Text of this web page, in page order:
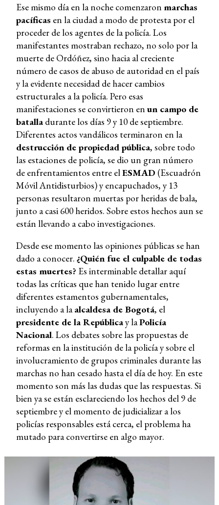
Ese mismo día en la noche comenzaron marchas
pacíficas en la ciudad a modo de protesta por el
proceder de los agentes de la policía. Los
manifestantes mostraban rechazo, no solo por la
muerte de Ordóñez, sino hacia al creciente
número de casos de abuso de autoridad en el país
y la evidente necesidad de hacer cambios
estructurales a la policía. Pero esas
manifestaciones se convirtieron en un campo de
batalladurante los días 9 y 10 de septiembre.
Diferentes actos vandálicos terminaron en la
destrucción de propiedad pública, sobre todo
las estaciones de policía, se dio un gran número
de enfrentamientos entre elESMAD (Escuadrón
Móvil Antidisturbios) y encapuchados, y 13
personas resultaron muertas por heridas de bala,
junto a casi 600 heridos. Sobre estos hechos aun se
están llevando a cabo investigaciones.
Desde ese momento las opiniones públicas se han
dado a conocer. ¿Quién fue el culpable de todas
estas muertes? Es interminable detallar aquí
todas las críticas que han tenido lugar entre
diferentes estamentos gubernamentales,
incluyendo a la alcaldesa de Bogotá, el
presidente de la Repúblicay laPolicía
Nacional. Los debates sobre las propuestas de
reformas en la institución de la policía y sobre el
involucramiento de grupos criminales durante las
marchas no han cesado hasta el día de hoy. En este
momento son más las dudas que las respuestas. Si
bien ya se están esclareciendo los hechos del 9 de
septiembre y el momento de judicializar a los
policías responsables está cerca, el problema ha
mutado para convertirse en algo mayor.